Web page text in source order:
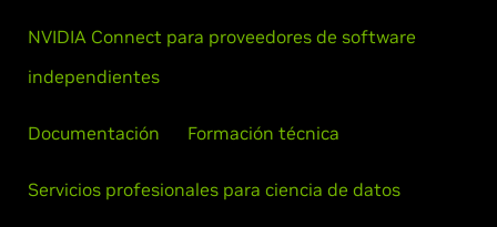
NVIDIA Connect para proveedores de software
independientes
Documentación Formación técnica
Servicios profesionales para ciencia de datos